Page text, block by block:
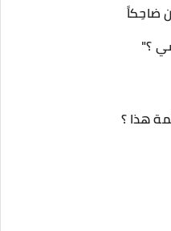
ضاحِكاً
؟"
هذا ؟